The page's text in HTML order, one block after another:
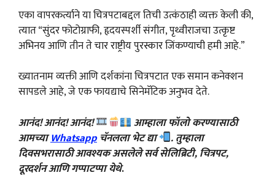
एका वापरकर्त्याने या चित्रपटाबद्दल तिची उत्कंठाही व्यक्त केली की,
त्यात “सुंदर फोटोग्राफी, हृदयस्पर्शी संगीत, पृथ्वीराजचा उत्कृष्ट
अभिनय आणि तीन ते चार राष्ट्रीय पुरस्कार जिंकण्याची हमी आहे.”
ख्यातनाम व्यक्ती आणि दर्शकांना चित्रपटात एक समान कनेक्शन
सापडले आहे, जे एक फायद्याचे सिनेमॅटिक अनुभव देते.
आनंद! आनंद! आनंद!
आम्हाला फॉलो करण्यासाठी
आमच्याWhatsappचॅनलला भेट द्या
. तुम्हाला
दिवसभरासाठी आवश्यक असलेले सर्व सेलिब्रिटी, चित्रपट,
दूरदर्शन आणि गप्पाटप्पा येथे.